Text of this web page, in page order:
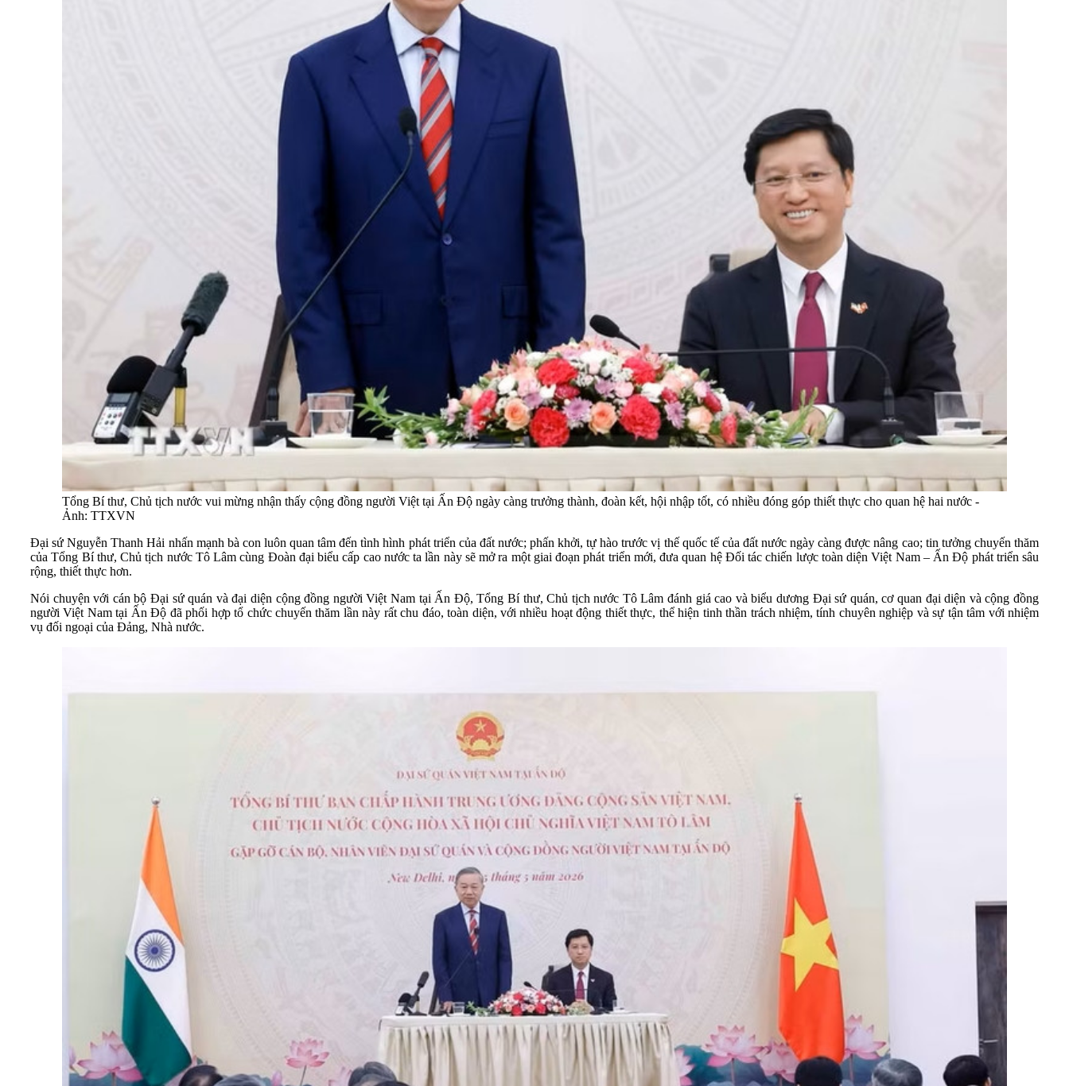
Tổng Bí thư, Chủ tịch nước vui mừng nhận thấy cộng đồng người Việt tại Ấn Độ ngày càng trưởng thành, đoàn kết, hội nhập tốt, có nhiều đóng góp thiết thực cho quan hệ hai nước -
Ảnh: TTXVN
Đại sứ Nguyễn Thanh Hải nhấn mạnh bà con luôn quan tâm đến tình hình phát triển của đất nước; phấn khởi, tự hào trước vị thế quốc tế của đất nước ngày càng được nâng cao; tin tưởng chuyến thăm
của Tổng Bí thư, Chủ tịch nước Tô Lâm cùng Đoàn đại biểu cấp cao nước ta lần này sẽ mở ra một giai đoạn phát triển mới, đưa quan hệ Đối tác chiến lược toàn diện Việt Nam – Ấn Độ phát triển sâu
rộng, thiết thực hơn.
Nói chuyện với cán bộ Đại sứ quán và đại diện cộng đồng người Việt Nam tại Ấn Độ, Tổng Bí thư, Chủ tịch nước Tô Lâm đánh giá cao và biểu dương Đại sứ quán, cơ quan đại diện và cộng đồng
người Việt Nam tại Ấn Độ đã phối hợp tổ chức chuyến thăm lần này rất chu đáo, toàn diện, với nhiều hoạt động thiết thực, thể hiện tinh thần trách nhiệm, tính chuyên nghiệp và sự tận tâm với nhiệm
vụ đối ngoại của Đảng, Nhà nước.